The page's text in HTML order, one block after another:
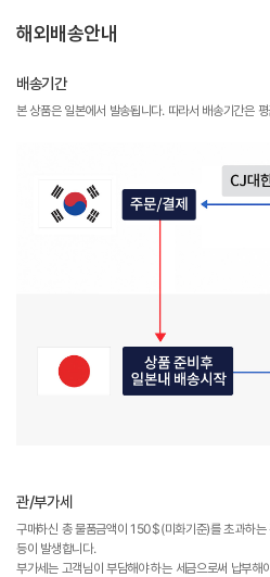
해외배송안내
배송기간
본 상품은 일본에서 발송됩니다. 따라서 배송기간은
관/부가세
구매하신 총 물품금액이 150$(미화기준)를 초과하는
등이 발생합니다.
부가세는 고객님이 부담해야 하는 세금으로써 납부해